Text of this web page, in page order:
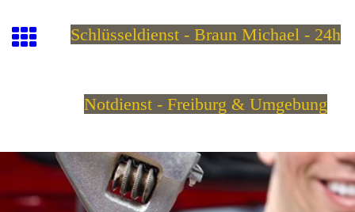
Schlüsseldienst - Braun Michael - 24h
Notdienst - Freiburg & Umgebung